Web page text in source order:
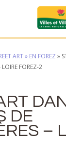
ART » EN FOREZ »
LOIRE FOREZ-2
DE
–